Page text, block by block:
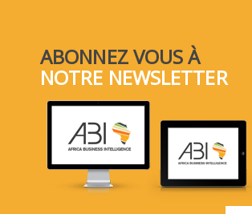
ABONNEZ VOUS À
NOTRE NEWSLETTER